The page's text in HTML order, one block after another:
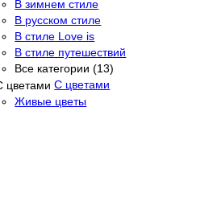
В зимнем стиле
В русском стиле
В стиле Love is
В стиле путешествий
Все категории (13)
С цветами
Живые цветы